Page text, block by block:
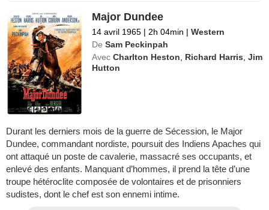
Major Dundee
14 avril 1965 | 2h 04min | Western
De Sam Peckinpah
Avec Charlton Heston Richard Harris ,Jim
Hutton
Durant les derniers mois de la guerre de Sécession, le Major
Dundee, commandant nordiste, poursuit des Indiens Apaches qui
ont attaqué un poste de cavalerie, massacré ses occupants, et
enlevé des enfants. Manquant d’hommes, il prend la tête d’une
troupe hétéroclite composée de volontaires et de prisonniers
sudistes, dont le chef est son ennemi intime.